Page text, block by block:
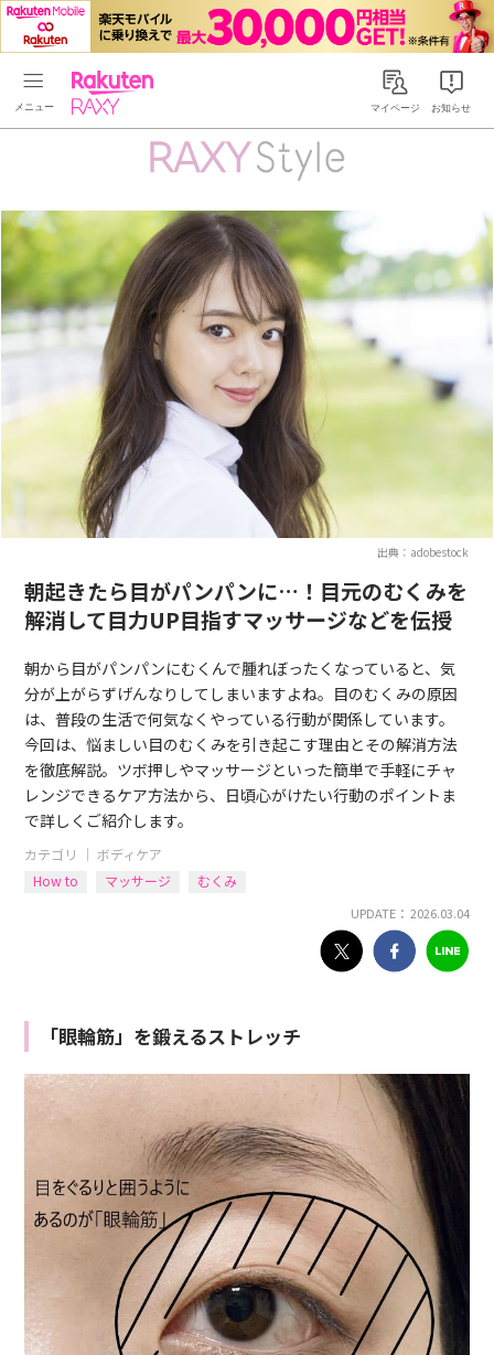
Rakuten RAXYマイページ お知らせ
出典：adobestock
朝起きたら目がパンパンに…！目元のむくみを
解消して目力UP目指すマッサージなどを伝授
朝から目がパンパンにむくんで腫れぼったくなっていると、気
分が上がらずげんなりしてしまいますよね。目のむくみの原因
は、普段の生活で何気なくやっている行動が関係しています。
今回は、悩ましい目のむくみを引き起こす理由とその解消方法
を徹底解説。ツボ押しやマッサージといった簡単で手軽にチャ
レンジできるケア方法から、日頃心がけたい行動のポイントま
で詳しくご紹介します。
カテゴリ ｜ボディケア
How to
マッサージ むくみ
UPDATE： 2026.03.04
「眼輪筋」を鍛えるストレッチ